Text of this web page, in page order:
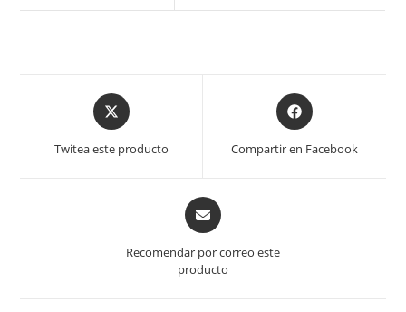
Opens
in
Twitea este producto
Opens
in
a
Compartir en Facebook
Opens
in
new
Recomendar por correo este
producto